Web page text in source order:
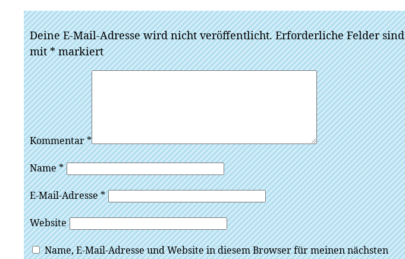
Deine E-Mail-Adresse wird nicht veröffentlicht. Erforderliche Felder sind
mit*markiert
Kommentar*
Name*
E-Mail-Adresse*
Website
Name, E-Mail-Adresse und Website in diesem Browser für meinen nächsten